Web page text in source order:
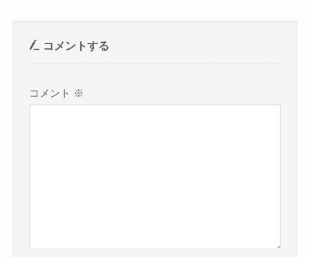
コメントする
コメント ※